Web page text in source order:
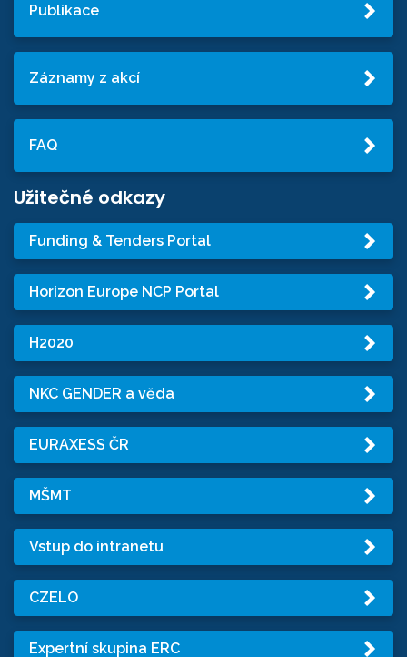
Publikace
Záznamy z akcí
FAQ
Užitečné odkazy
Funding & Tenders Portal
Horizon Europe NCP Portal
H2020
NKC GENDER a věda
EURAXESS ČR
MŠMT
Vstup do intranetu
CZELO
Expertní skupina ERC